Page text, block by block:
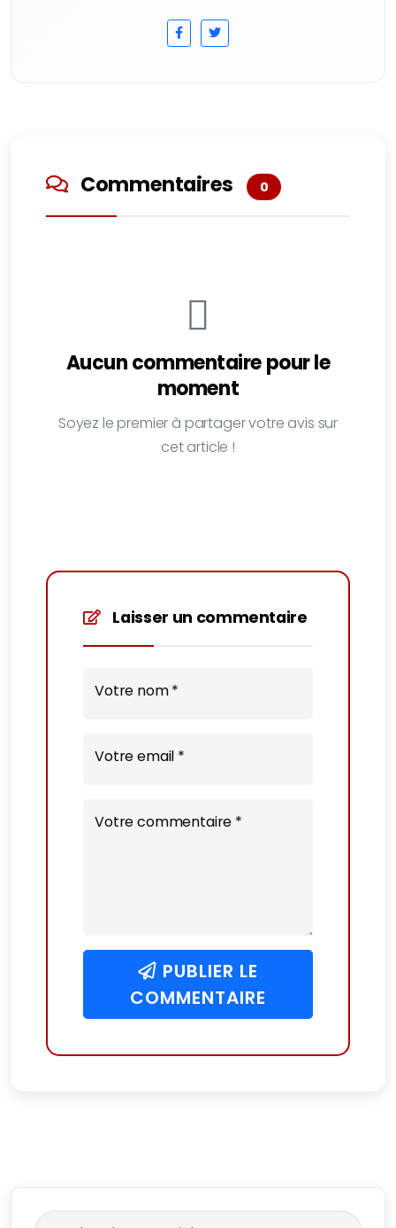
Commentaires 0
Aucun commentaire pour le
moment
Soyez le premier à partager votre avis sur
cet article !
Laisser un commentaire
Votre nom *
Votre email *
Votre commentaire *
PUBLIER LE
COMMENTAIRE